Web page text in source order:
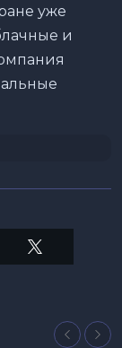
уже
и